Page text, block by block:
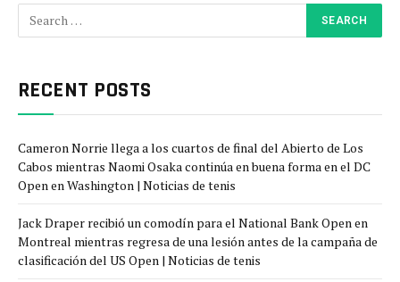
RECENT POSTS
Cameron Norrie llega a los cuartos de final del Abierto de Los
Cabos mientras Naomi Osaka continúa en buena forma en el DC
Open en Washington | Noticias de tenis
Jack Draper recibió un comodín para el National Bank Open en
Montreal mientras regresa de una lesión antes de la campaña de
clasificación del US Open | Noticias de tenis